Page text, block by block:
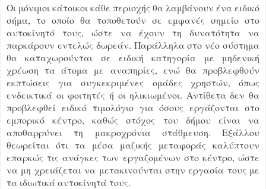
Οι μόνιμοι κάτοικοι κάθε περιοχής θα λαμβάνουν ένα ειδικό
σήμα, το οποίο θα τοποθετούν σε εμφανές σημείο στο
αυτοκίνητό τους, ώστε να έχουν τη δυνατότητα να
παρκάρουν εντελώς δωρεάν. Παράλληλα στο νέο σύστημα
θα καταχωρούνται σε ειδική κατηγορία με μηδενική
χρέωση τα άτομα με αναπηρίες, ενώ θα προβλεφθούν
εκπτώσεις για συγκεκριμένες ομάδες χρηστών, όπως
ενδεικτικά οι φοιτητές ή οι ηλικιωμένοι. Αντίθετα δεν θα
προβλεφθεί ειδικό τιμολόγιο για όσους εργάζονται στο
εμπορικό κέντρο, καθώς στόχος του δήμου είναι να
αποθαρρύνει τη μακροχρόνια στάθμευση. Εξάλλου
θεωρείται ότι τα μέσα μαζικής μεταφοράς καλύπτουν
επαρκώς τις ανάγκες των εργαζομένων στο κέντρο, ώστε
να μη χρειάζεται να μετακινούνται στην εργασία τους με
τα ιδιωτικά αυτοκίνητά τους.